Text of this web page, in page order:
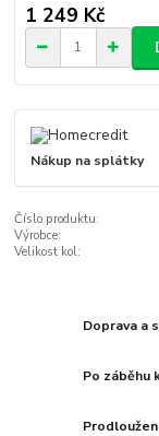
1 249 Kč
Nákup na splátky
Číslo produktu:
Výrobce:
Velikost kol:
Doprava a
Po záběhu